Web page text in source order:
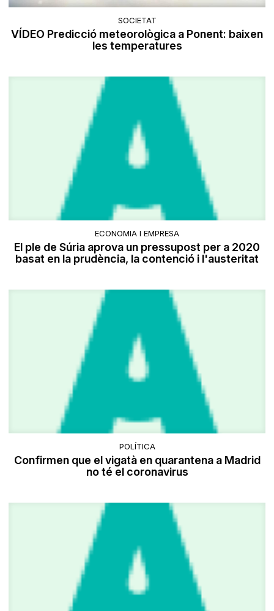
SOCIETAT
VÍDEO Predicció meteorològica a Ponent: baixen
les temperatures
ECONOMIA I EMPRESA
El ple de Súria aprova un pressupost per a 2020
basat en la prudència, la contenció i l'austeritat
POLÍTICA
Confirmen que el vigatà en quarantena a Madrid
no té el coronavirus